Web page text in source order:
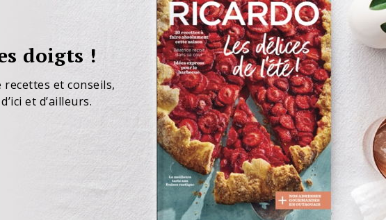
doigts !
recettes et conseils,
et d’ailleurs.